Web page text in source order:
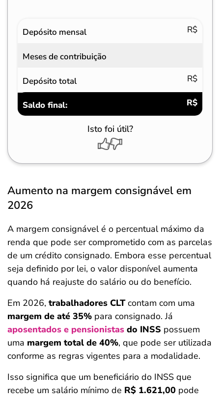
Depósito mensal
R$
Meses de contribuição
Depósito total R$
Saldo final: R$
Isto foi útil?
Aumento na margem consignável em
2026
A margem consignável é o percentual máximo da
renda que pode ser comprometido com as parcelas
de um crédito consignado. Embora esse percentual
seja definido por lei, o valor disponível aumenta
quando há reajuste do salário ou do benefício.
Em 2026, trabalhadores CLTcontam com uma
margem de até 35% para consignado. Já
aposentados e pensionistas do INSS possuem
uma margem total de 40%, que pode ser utilizada
conforme as regras vigentes para a modalidade.
Isso significa que um beneficiário do INSS que
recebe um salário mínimo de R$ 1.621,00 pode